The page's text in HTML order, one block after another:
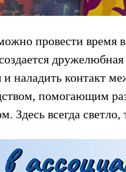
провести время
наладить контакт
помогающим
Здесь всегда